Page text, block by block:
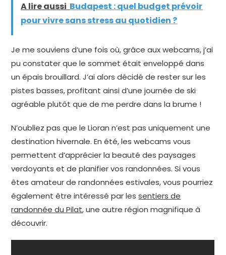
A lire aussi Budapest : quel budget prévoir
pour vivre sans stress au quotidien ?
Je me souviens d’une fois où, grâce aux webcams, j’ai
pu constater que le sommet était enveloppé dans
un épais brouillard. J’ai alors décidé de rester sur les
pistes basses, profitant ainsi d’une journée de ski
agréable plutôt que de me perdre dans la brume !
N’oubliez pas que le Lioran n’est pas uniquement une
destination hivernale. En été, les webcams vous
permettent d’apprécier la beauté des paysages
verdoyants et de planifier vos randonnées. Si vous
êtes amateur de randonnées estivales, vous pourriez
également être intéressé par lessentiers de
randonnée du Pilat, une autre région magnifique à
découvrir.